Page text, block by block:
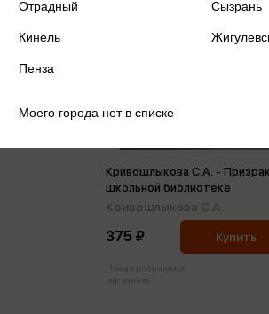
Кривошлыкова С.А. -
школьной библиотеке
Кривошлыкова С.А.
375 ₽ Купить
Отрадный Сызрань
Кинель
Пенза
Моего города нет в списке